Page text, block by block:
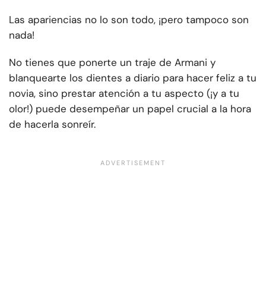
Las apariencias no lo son todo, ¡pero tampoco son
nada!
No tienes que ponerte un traje de Armani y
blanquearte los dientes a diario para hacer feliz a tu
novia, sino prestar atención a tu aspecto (¡y a tu
olor!) puede desempeñar un papel crucial a la hora
de hacerla sonreír.